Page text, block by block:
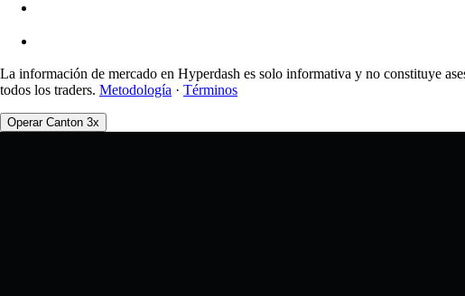
0.0450% / 0.0150%
La información de mercado en Hyperdash es solo informativa y no constituye
todos los traders. Metodología · Términos
Operar Canton 3x